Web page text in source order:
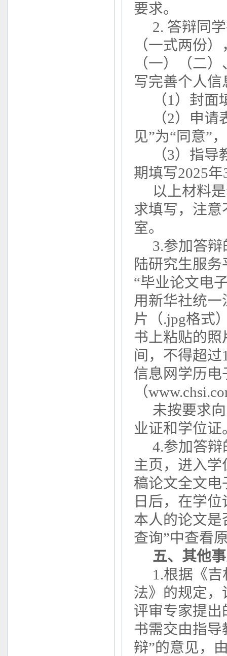
要求。
2. 答辩同
（一式两份
（一）（二
写完善个人信
（1）封
（2）申
见”为“同意”
（3）指
期填写2025
以上材料
求填写，注意
室。
3.参加答
陆研究生服
“毕业论文电
用新华社统
片（.jpg格式
书上粘贴的
间，不得超
信息网学历
（
未按要求
业证和学位证
4.参加答
主页，进入
稿论文全文
日后，在学
本人的论文是
查询”中查看
五、其他
1.根据《
法》的规定，
评审专家提
书需交由指导
辩”的意见，